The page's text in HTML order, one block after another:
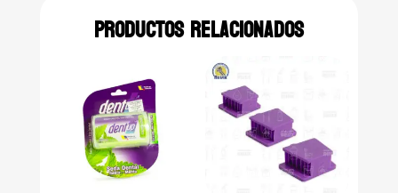
Productos relacionados